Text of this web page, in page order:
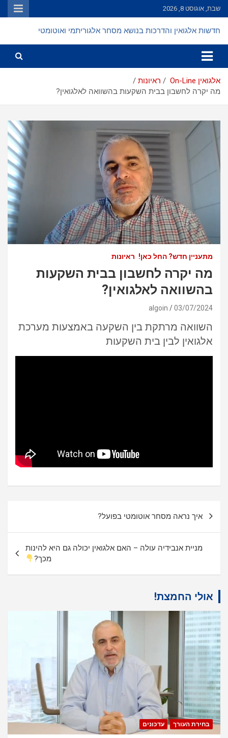
Skip
to
שבת, אוגוסט 8, 2026
חדשות אלגואין והדרכות בנושא מסחר אלגוריתמי ואוטומטי
אלגואין On-Line
ראיונות
מה יקרה לחשבון בבית השקעות בהשוואה לאלגואין?
מתעניין חדש? החל כאן! ראיונות
מה יקרה לחשבון בבית השקעות
בהשוואה לאלגואין?
03/07/2024
algoin
השוואה מרתקת בין השקעה באמצעות מערכת
אלגואין לבין בית השקעות
איך נראה מסחר אוטומטי בפועל?
מניית אנבידיה עולה – האם אלגואין יכולה גם היא להינות
מכך?
אולי החמצת!
בחירת העורך עדכונים